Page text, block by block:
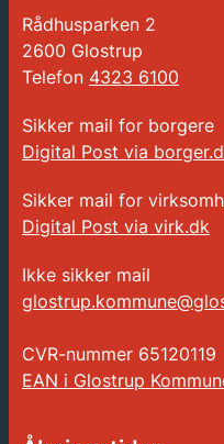
Rådhusparken 2
2600 Glostrup
Telefon 4323 6100
Sikker mail for borgere
Digital Post via
Sikker mail for
Digital Post via virk.dk
Ikke sikker mail
CVR-nummer 65120119
EAN i Glostrup